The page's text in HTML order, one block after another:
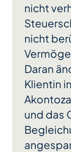
nicht
nicht
Daran
Klientin
und das